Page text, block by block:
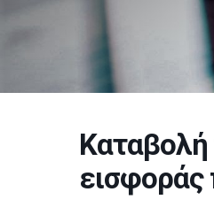
Καταβολή
εισφοράς